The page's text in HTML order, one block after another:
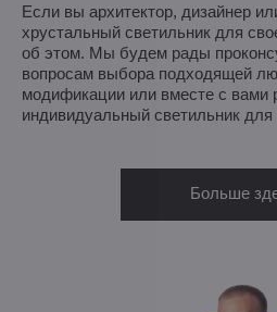
Если вы архитектор, дизайнер
хрустальный светильник для
об этом. Мы будем рады
вопросам выбора подходящей
модификации или вместе с вами
индивидуальный светильник для
Больше